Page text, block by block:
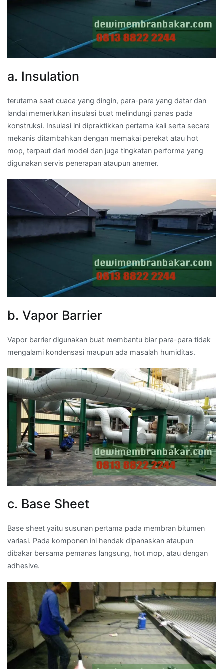
a. Insulation
terutama saat cuaca yang dingin, para-para yang datar dan
landai memerlukan insulasi buat melindungi panas pada
konstruksi. Insulasi ini dipraktikkan pertama kali serta secara
mekanis ditambahkan dengan memakai perekat atau hot
mop, terpaut dari model dan juga tingkatan performa yang
digunakan servis penerapan ataupun anemer.
b. Vapor Barrier
Vapor barrier digunakan buat membantu biar para-para tidak
mengalami kondensasi maupun ada masalah humiditas.
c. Base Sheet
Base sheet yaitu susunan pertama pada membran bitumen
variasi. Pada komponen ini hendak dipanaskan ataupun
dibakar bersama pemanas langsung, hot mop, atau dengan
adhesive.